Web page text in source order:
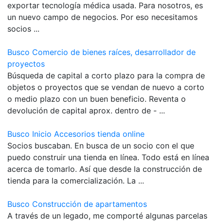
exportar tecnología médica usada. Para nosotros, es
un nuevo campo de negocios. Por eso necesitamos
socios ...
Busco Comercio de bienes raíces, desarrollador de
proyectos
Búsqueda de capital a corto plazo para la compra de
objetos o proyectos que se vendan de nuevo a corto
o medio plazo con un buen beneficio. Reventa o
devolución de capital aprox. dentro de - ...
Busco Inicio Accesorios tienda online
Socios buscaban. En busca de un socio con el que
puedo construir una tienda en línea. Todo está en línea
acerca de tomarlo. Así que desde la construcción de
tienda para la comercialización. La ...
Busco Construcción de apartamentos
A través de un legado, me comporté algunas parcelas